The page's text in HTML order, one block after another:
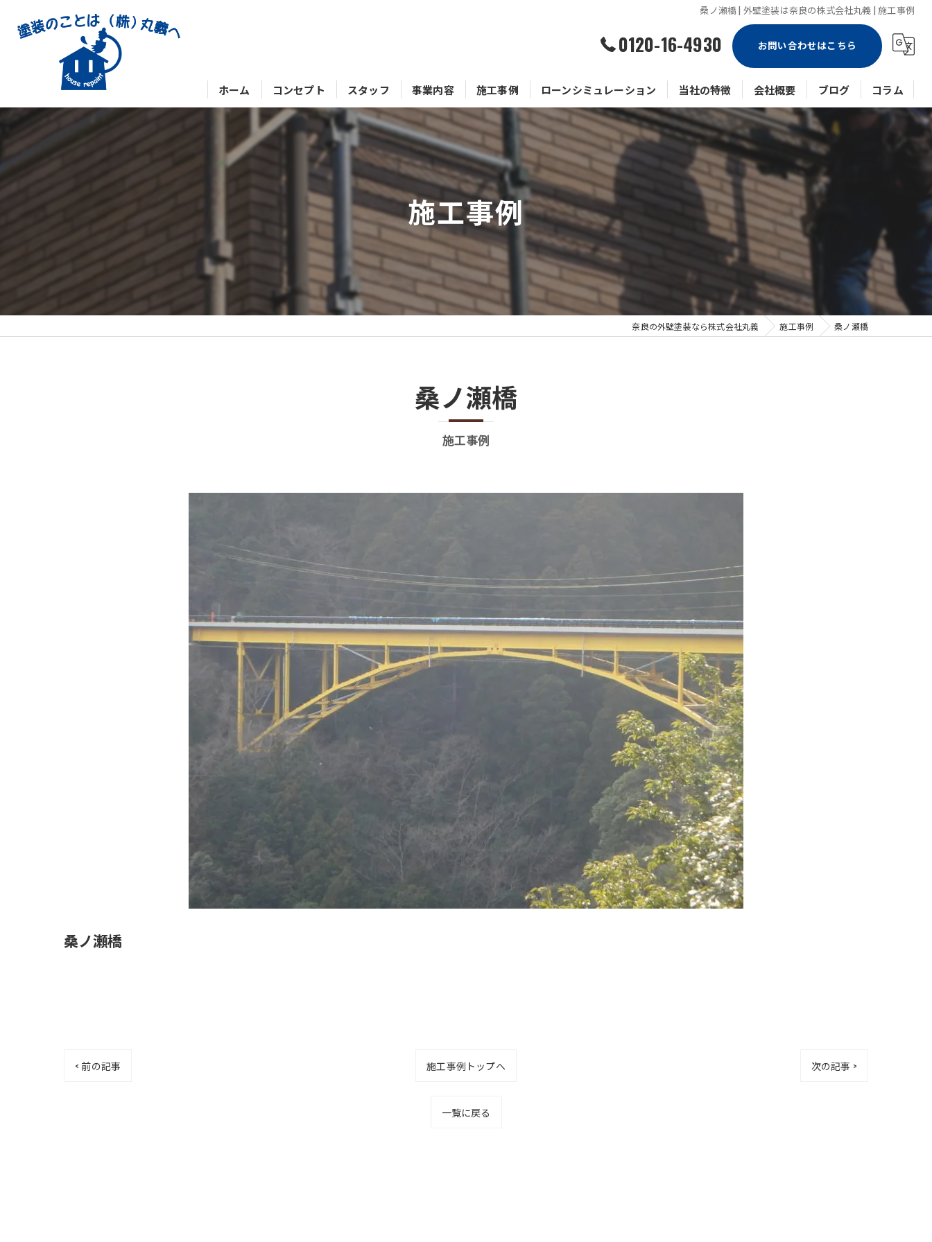
桑ノ瀬橋 | 外壁塗装は奈良の株式会社丸義 | 施工事例
0120-16-4930 お問い合わせはこちら
ホーム コンセプト スタッフ 事業内容 施工事例 ローンシミュレーション 当社の特徴
戸建て
マンション
アパート
会社概要 ブログ コラム
施工事例
奈良の外壁塗装なら株式会社丸義 施工事例 桑ノ瀬橋
施工事例
桑ノ瀬橋
桑ノ瀬橋
< 前の記事 施工事例トップへ 次の記事 >
一覧に戻る